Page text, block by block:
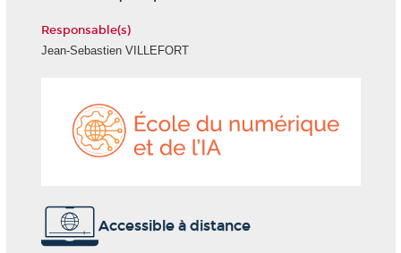
Responsable(s)
Jean-Sebastien VILLEFORT
Accessible à distance